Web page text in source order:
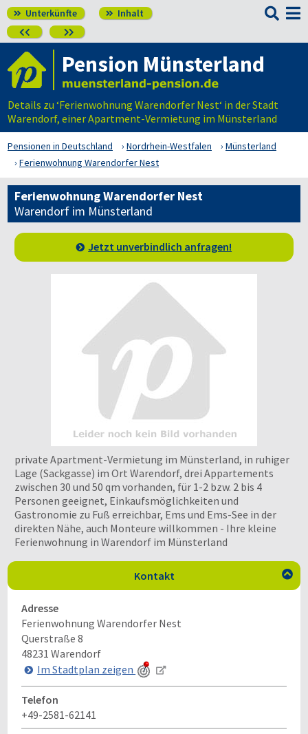
 Unterkünfte  Inhalt
 

Pension Münsterland
Details zu ‘Ferienwohnung Warendorfer Nest‘ in der Stadt
Warendorf, einer Apartment-Vermietung im Münsterland
Pensionen in Deutschland Nordrhein-Westfalen
Münsterland
Ferienwohnung Warendorfer Nest
Ferienwohnung Warendorfer Nest
Warendorf im Münsterland
Jetzt unverbindlich anfragen!
private Apartment-Vermietung im Münsterland, in ruhiger
Lage (Sackgasse) im Ort Warendorf, drei Appartements
zwischen 30 und 50 qm vorhanden, für 1-2 bzw. 2 bis 4
Personen geeignet, Einkaufsmöglichkeiten und
Gastronomie zu Fuß erreichbar, Ems und Ems-See in der
direkten Nähe, auch Monteure willkommen - Ihre kleine
Ferienwohnung in Warendorf im Münsterland
Kontakt 
Adresse
Ferienwohnung Warendorfer Nest
Querstraße 8
48231 Warendorf
Im Stadtplan zeigen
Telefon
+49-2581-62141